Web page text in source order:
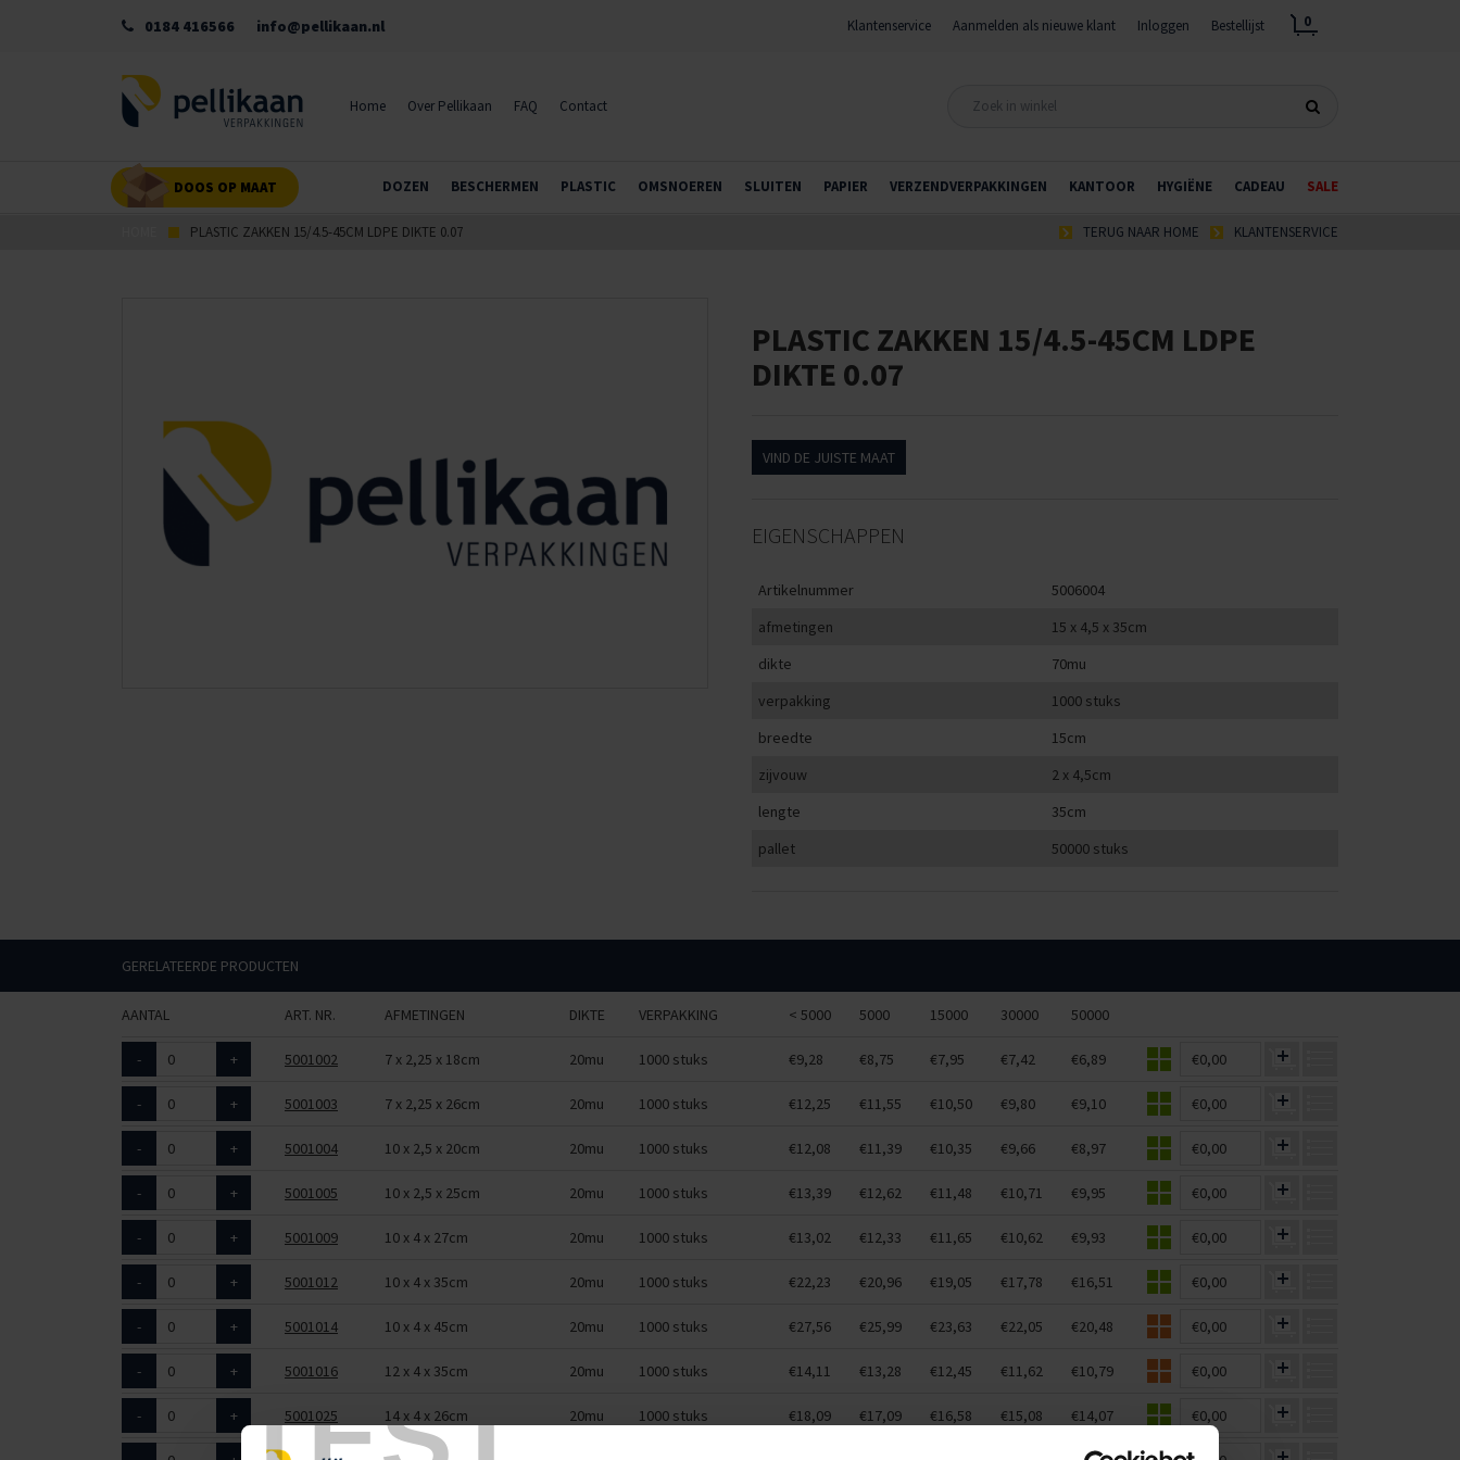
0184 416566 info@pellikaan.nl Klantenservice Aanmelden als nieuwe klant Inloggen Bestellijst 0
Home Over Pellikaan FAQ Contact
DOZEN BESCHERMEN PLASTIC OMSNOEREN SLUITEN PAPIER VERZENDVERPAKKINGEN KANTOOR HYGIËNE CADEAU SALE
DOOS OP MAAT
PLASTIC ZAKKEN 15/4.5-45CM LDPE DIKTE 0.07 KLANTENSERVICE
TERUG NAAR HOME
PLASTIC ZAKKEN 15/4.5-45CM LDPE
DIKTE 0.07
VIND DE JUISTE MAAT
EIGENSCHAPPEN
Artikelnummer
5006004
afmetingen
15 x 4,5 x 35cm
dikte
70mu
verpakking
1000 stuks
breedte
15cm
zijvouw
2 x 4,5cm
lengte
35cm
pallet
50000 stuks
GERELATEERDE PRODUCTEN
AANTAL ART. NR. AFMETINGEN DIKTE VERPAKKING < 5000 5000 15000 30000 50000
- + 5001002 7 x 2,25 x 18cm 20mu 1000 stuks €9,28 €8,75 €7,95 €7,42 €6,89 €0,00
- + 5001003 7 x 2,25 x 26cm 20mu 1000 stuks €12,25 €11,55 €10,50 €9,80 €9,10 €0,00
- + 5001004 10 x 2,5 x 20cm 20mu 1000 stuks €12,08 €11,39 €10,35 €9,66 €8,97 €0,00
- + 5001005 10 x 2,5 x 25cm 20mu 1000 stuks €13,39 €12,62 €11,48 €10,71 €9,95 €0,00
- + 5001009 10 x 4 x 27cm 20mu 1000 stuks €13,02 €12,33 €11,65 €10,62 €9,93 €0,00
- + 5001012 10 x 4 x 35cm 20mu 1000 stuks €22,23 €20,96 €19,05 €17,78 €16,51 €0,00
- + 5001014 10 x 4 x 45cm 20mu 1000 stuks €27,56 €25,99 €23,63 €22,05 €20,48 €0,00
- + 5001016 12 x 4 x 35cm 20mu 1000 stuks €14,11 €13,28 €12,45 €11,62 €10,79 €0,00
- + 5001025 14 x 4 x 26cm 20mu 1000 stuks €18,09 €17,09 €16,58 €15,08 €14,07 €0,00